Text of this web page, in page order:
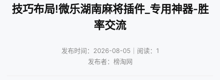
技巧布局!微乐湖南麻将插件_专用神器-胜
率交流
发布时间：2026-08-05｜阅读：1
发布者：榜淘网